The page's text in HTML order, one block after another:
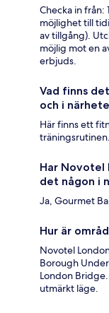
Checka in från:
möjlighet till
av tillgång).
möjlig mot en
erbjuds.
Vad finns
och i
Här finns ett
träningsrutinen.
Har Novotel
det någon i
Ja, Gourmet
Hur är
Novotel
Borough
London
utmärkt läge.